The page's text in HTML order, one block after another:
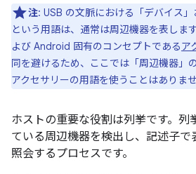
注: USB の文脈における「デバイス」
という用語は、通常は周辺機器を表します
よび Android 固有のコンセプトであるア
同を避けるため、ここでは「周辺機器」
アクセサリーの用語を使うことはありませ
ホストの重要な役割は列挙です。列
ている周辺機器を検出し、記述子で
照会するプロセスです。